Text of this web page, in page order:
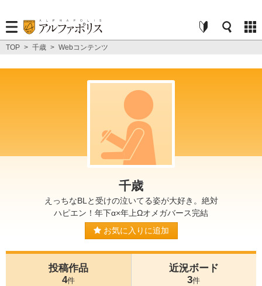
TOP > 千歳 > Webコンテンツ
千歳
えっちなBLと受けの泣いてる姿が大好き。絶対
ハピエン！年下α×年上Ωオメガバース完結
お気に入りに追加
投稿作品
4件
近況ボード
3件